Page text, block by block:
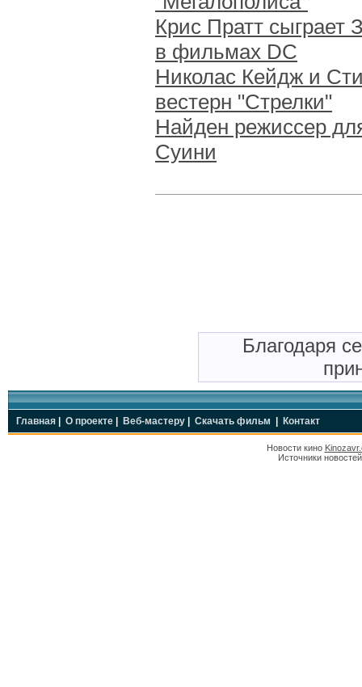
Крис Пратт сыграет
в фильмах DC
Николас Кейдж и
вестерн "Стрелки"
Найден режиссер
Суини
Благодаря
Главная О проекте Веб-мастеру Скачать фильм Контакт
Новости кино
Источники